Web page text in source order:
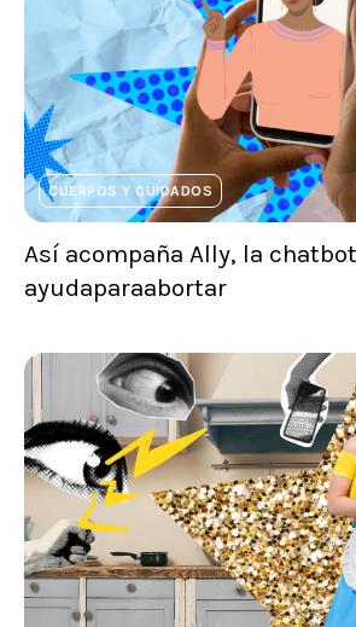
CUERPOS Y CUIDADOS
Así acompaña Ally, la
ayudaparaabortar